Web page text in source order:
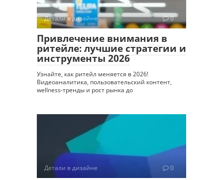
Детали в дизайне 0
Привлечение внимания в
ритейле: лучшие стратегии и
инструменты 2026
Узнайте, как ритейл меняется в 2026!
Видеоаналитика, пользовательский контент,
wellness-тренды и рост рынка до
Детали в дизайне 0